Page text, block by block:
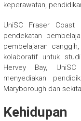
keperawatan,
UniSC Fraser Coast
pendekatan
pembelajaran
kolaboratif untuk
Hervey Bay,
menyediakan
Maryborough dan